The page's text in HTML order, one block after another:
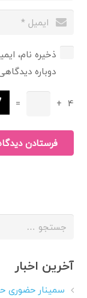
ذخیره نام،
دوباره
4
+
=
فرستادن
جستجو
آخرین اخبار
سمینار حضوری